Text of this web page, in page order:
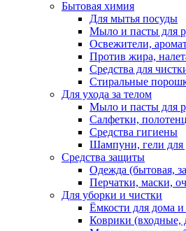
Бытовая химия
Для мытья посуды
Мыло и пасты для
Освежители,
Против жира,
Средства для
Стиральные
Для ухода за телом
Мыло и пасты для
Салфетки,
Средства гигиены
Шампуни, гели
Средства защиты
Одежда (бытовая,
Перчатки, маски,
Для уборки и чистки
Ёмкости для дома и
Коврики (входные,